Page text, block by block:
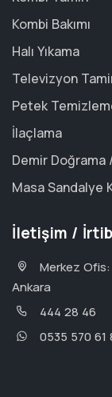
Kombi Bakımı
Halı Yıkama
Televizyon
Petek
İlaçlama
Demir Doğrama
Masa Sandalye
İletişim /
Merkez
Ankara
444 28 46
0535 570 61